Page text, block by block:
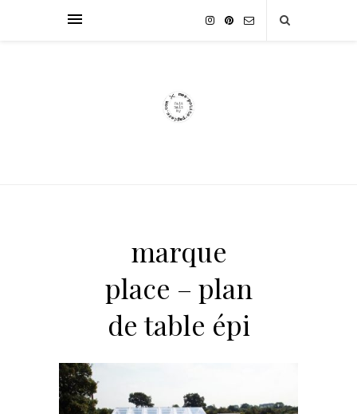
marque
place – plan
de table épi